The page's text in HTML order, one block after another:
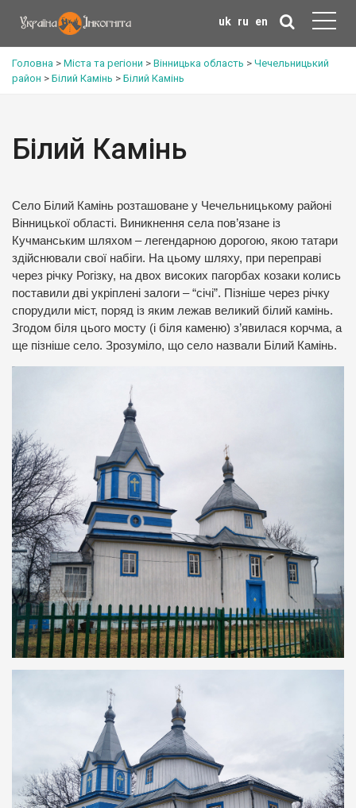
uk ru en
Головна > Міста та регіони > Вінницька область > Чечельницький
район > Білий Камінь > Білий Камінь
Білий Камінь
Село Білий Камінь розташоване у Чечельницькому районі
Вінницької області. Виникнення села пов’язане із
Кучманським шляхом – легендарною дорогою, якою татари
здійснювали свої набіги. На цьому шляху, при переправі
через річку Рогізку, на двох високих пагорбах козаки колись
поставили дві укріплені залоги – “січі”. Пізніше через річку
спорудили міст, поряд із яким лежав великий білий камінь.
Згодом біля цього мосту (і біля каменю) з’явилася корчма, а
ще пізніше село. Зрозуміло, що село назвали Білий Камінь.